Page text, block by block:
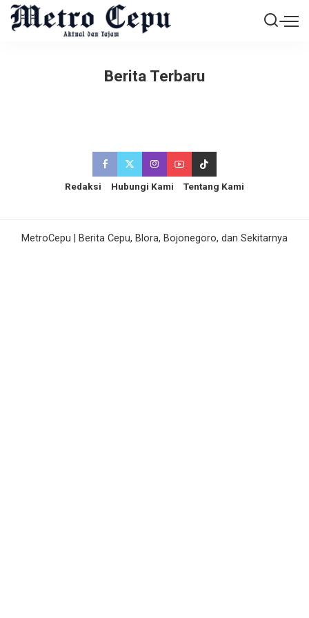
Berita Terbaru
Redaksi Hubungi Kami Tentang Kami
MetroCepu | Berita Cepu, Blora, Bojonegoro, dan Sekitarnya